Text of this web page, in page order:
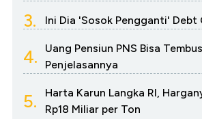
3. Ini Dia 'Sosok Pengganti'
4.
Uang Pensiun PNS Bisa
Penjelasannya
5.
Harta Karun Langka RI,
Rp18 Miliar per Ton